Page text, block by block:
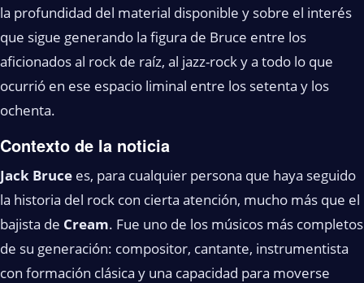
la profundidad del material disponible y sobre el interés
que sigue generando la figura de Bruce entre los
aficionados al rock de raíz, al jazz-rock y a todo lo que
ocurrió en ese espacio liminal entre los setenta y los
ochenta.
Contexto de la noticia
Jack Bruce es, para cualquier persona que haya seguido
la historia del rock con cierta atención, mucho más que el
bajista de Cream. Fue uno de los músicos más completos
de su generación: compositor, cantante, instrumentista
con formación clásica y una capacidad para moverse